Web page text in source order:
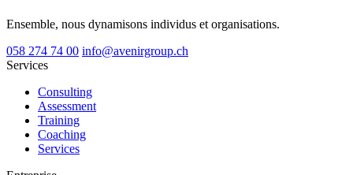
Ensemble, nous dynamisons individus et organisations.
058 274 74 00 info@avenirgroup.ch
Services
Consulting
Assessment
Training
Coaching
Services